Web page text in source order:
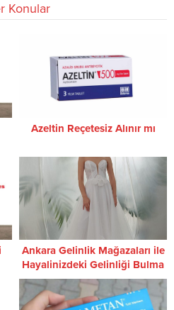
Konular
Azeltin Reçetesiz Alınır mı
Ankara Gelinlik Mağazaları ile
Hayalinizdeki Gelinliği Bulma
Rehberi